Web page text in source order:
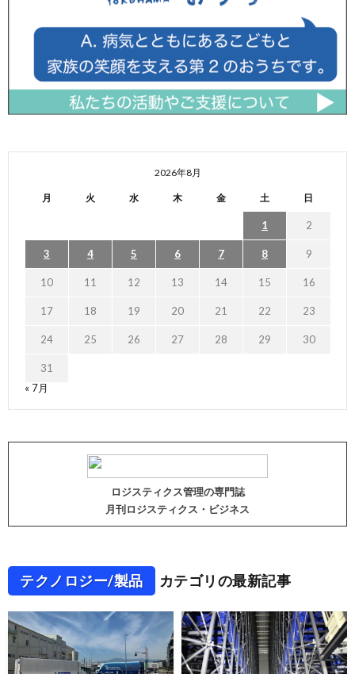
2026年8月
月 火 水 木 金 土 日
1 2
3 4 5 6 7 8 9
10 11 12 13 14 15 16
17 18 19 20 21 22 23
24 25 26 27 28 29 30
31
« 7月
ロジスティクス管理の専門誌
月刊ロジスティクス・ビジネス
テクノロジー/製品 カテゴリの最新記事